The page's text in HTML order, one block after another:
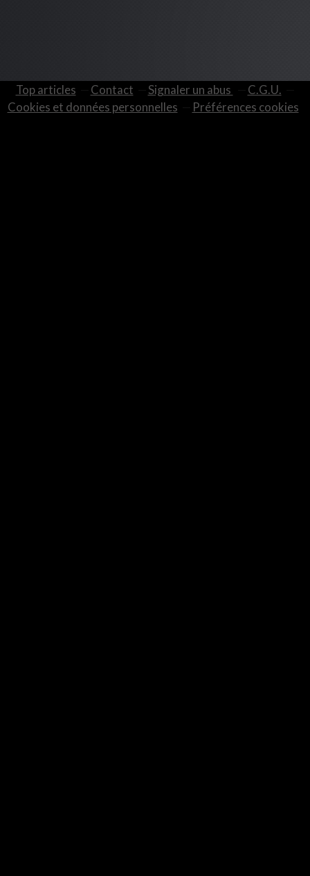
Top articles Contact Signaler un abus
C.G.U.
Cookies et données personnelles
Préférences cookies